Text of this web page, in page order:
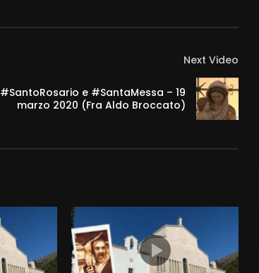
Next Video
#SantoRosario e #SantaMessa – 19
marzo 2020 (Fra Aldo Broccato)